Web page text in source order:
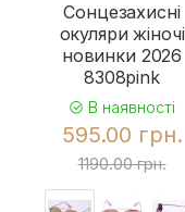
Сонцезахисні
окуляри жіночі
новинки 2026
8308pink
В наявності
595.00 грн.
1190.00 грн.